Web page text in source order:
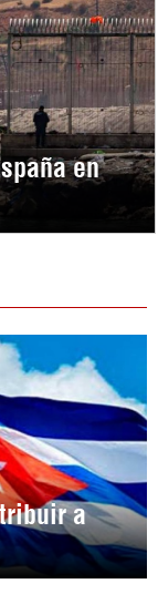
en
a